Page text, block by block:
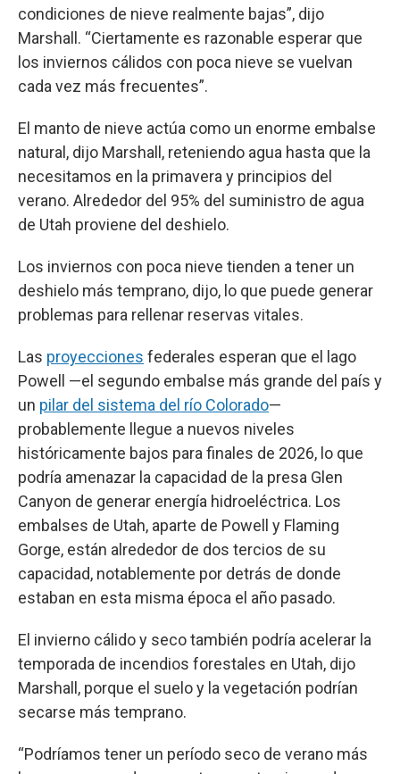
condiciones de nieve realmente bajas”, dijo
Marshall. “Ciertamente es razonable esperar que
los inviernos cálidos con poca nieve se vuelvan
cada vez más frecuentes”.
El manto de nieve actúa como un enorme embalse
natural, dijo Marshall, reteniendo agua hasta que la
necesitamos en la primavera y principios del
verano. Alrededor del 95% del suministro de agua
de Utah proviene del deshielo.
Los inviernos con poca nieve tienden a tener un
deshielo más temprano, dijo, lo que puede generar
problemas para rellenar reservas vitales.
Las proyecciones federales esperan que el lago
Powell —el segundo embalse más grande del país y
un pilar del sistema del río Colorado—
probablemente llegue a nuevos niveles
históricamente bajos para finales de 2026, lo que
podría amenazar la capacidad de la presa Glen
Canyon de generar energía hidroeléctrica. Los
embalses de Utah, aparte de Powell y Flaming
Gorge, están alrededor de dos tercios de su
capacidad, notablemente por detrás de donde
estaban en esta misma época el año pasado.
El invierno cálido y seco también podría acelerar la
temporada de incendios forestales en Utah, dijo
Marshall, porque el suelo y la vegetación podrían
secarse más temprano.
“Podríamos tener un período seco de verano más